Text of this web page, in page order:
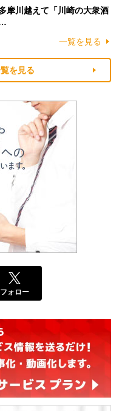
摩川越えて「川崎の大衆酒
一覧を見る
を見る
フォロー